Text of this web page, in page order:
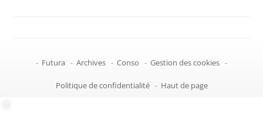
- Futura - Archives - Conso - Gestion des cookies -
Politique de confidentialité - Haut de page